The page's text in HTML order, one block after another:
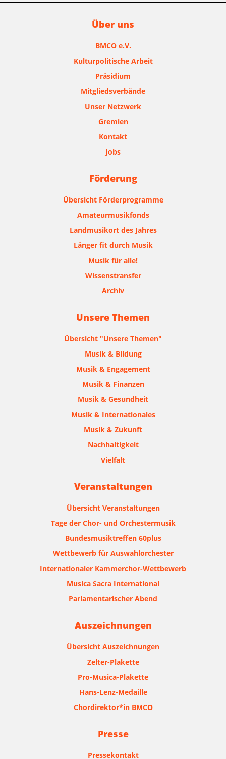
Über uns
BMCO e.V.
Kulturpolitische Arbeit
Präsidium
Mitgliedsverbände
Unser Netzwerk
Gremien
Kontakt
Jobs
Förderung
Übersicht Förderprogramme
Amateurmusikfonds
Landmusikort des Jahres
Länger fit durch Musik
Musik für alle!
Wissenstransfer
Archiv
Unsere Themen
Übersicht "Unsere Themen"
Musik & Bildung
Musik & Engagement
Musik & Finanzen
Musik & Gesundheit
Musik & Internationales
Musik & Zukunft
Nachhaltigkeit
Vielfalt
Veranstaltungen
Übersicht Veranstaltungen
Tage der Chor- und Orchestermusik
Bundesmusiktreffen 60plus
Wettbewerb für Auswahlorchester
Internationaler Kammerchor-Wettbewerb
Musica Sacra International
Parlamentarischer Abend
Auszeichnungen
Übersicht Auszeichnungen
Zelter-Plakette
Pro-Musica-Plakette
Hans-Lenz-Medaille
Chordirektor*in BMCO
Presse
Pressekontakt